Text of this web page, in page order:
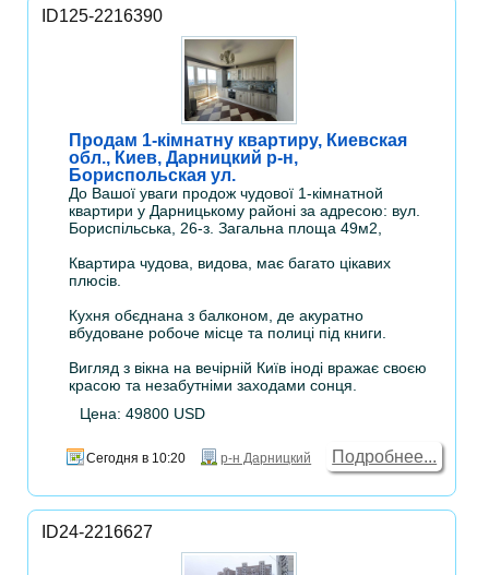
ID125-2216390
Продам 1-кімнатну квартиру, Киевская
обл., Киев, Дарницкий р-н,
Бориспольская ул.
До Вашої уваги продож чудової 1-кімнатной
квартири у Дарницькому районі за адресою: вул.
Бориспільська, 26-з. Загальна площа 49м2,
Квартира чудова, видова, має багато цікавих
плюсів.
Кухня обєднана з балконом, де акуратно
вбудоване робоче місце та полиці під книги.
Вигляд з вікна на вечірній Київ іноді вражає своєю
красою та незабутніми заходами сонця.
Цена: 49800 USD
Сегодня в 10:20 р-н Дарницкий Подробнее...
ID24-2216627